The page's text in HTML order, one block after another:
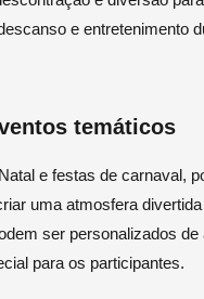
e entretenimento
temáticos
e festas de carnaval,
uma atmosfera
ser personalizados
para os participantes.